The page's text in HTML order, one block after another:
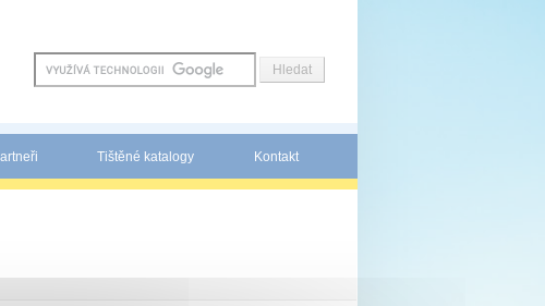
Tištěné katalogy Kontakt